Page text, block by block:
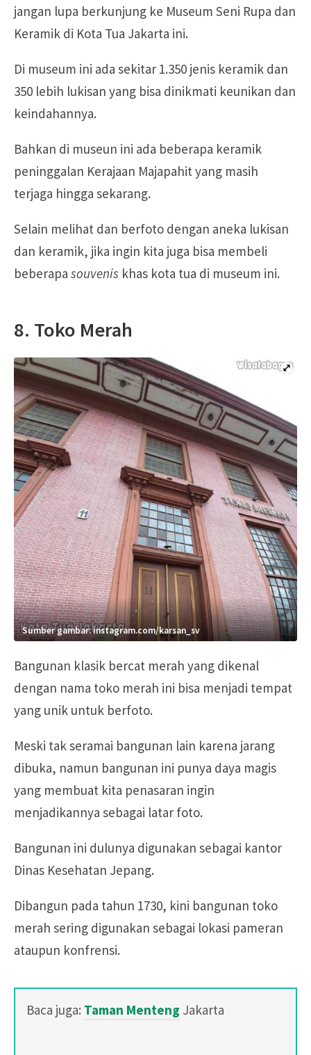
jangan lupa berkunjung ke Museum Seni Rupa dan
Keramik di Kota Tua Jakarta ini.
Di museum ini ada sekitar 1.350 jenis keramik dan
350 lebih lukisan yang bisa dinikmati keunikan dan
keindahannya.
Bahkan di museun ini ada beberapa keramik
peninggalan Kerajaan Majapahit yang masih
terjaga hingga sekarang.
Selain melihat dan berfoto dengan aneka lukisan
dan keramik, jika ingin kita juga bisa membeli
beberapa souvenis khas kota tua di museum ini.
8. Toko Merah
Sumber gambar: instagram.com/karsan_sv
Bangunan klasik bercat merah yang dikenal
dengan nama toko merah ini bisa menjadi tempat
yang unik untuk berfoto.
Meski tak seramai bangunan lain karena jarang
dibuka, namun bangunan ini punya daya magis
yang membuat kita penasaran ingin
menjadikannya sebagai latar foto.
Bangunan ini dulunya digunakan sebagai kantor
Dinas Kesehatan Jepang.
Dibangun pada tahun 1730, kini bangunan toko
merah sering digunakan sebagai lokasi pameran
ataupun konfrensi.
Baca juga: Taman Menteng Jakarta